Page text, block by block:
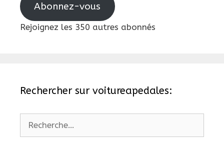
Abonnez-vous
Rejoignez les 350 autres abonnés
Rechercher sur voitureapedales: